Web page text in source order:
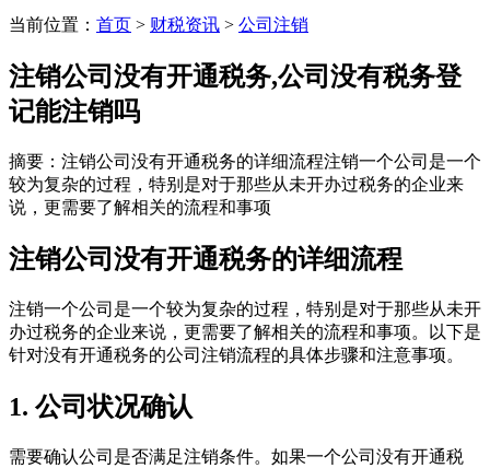
当前位置： 首页 > 财税资讯 > 公司注销
注销公司没有开通税务,公司没有税务登
记能注销吗
摘要：注销公司没有开通税务的详细流程注销一个公司是一个
较为复杂的过程，特别是对于那些从未开办过税务的企业来
说，更需要了解相关的流程和事项
注销公司没有开通税务的详细流程
注销一个公司是一个较为复杂的过程，特别是对于那些从未开
办过税务的企业来说，更需要了解相关的流程和事项。以下是
针对没有开通税务的公司注销流程的具体步骤和注意事项。
1. 公司状况确认
需要确认公司是否满足注销条件。如果一个公司没有开通税